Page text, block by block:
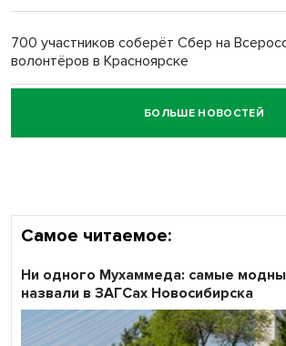
700 участников соберёт Сбер на
волонтёров в Красноярске
Честный выбор: видеонаблюдение
объективность результатов ЕДГ в
БОЛЬШЕ НОВОСТЕЙ
Самое читаемое:
Ни одного Мухаммеда: самые
назвали в ЗАГСах Новосибирска